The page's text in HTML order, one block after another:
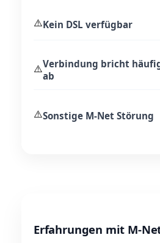
⚠️Kein DSL verfügbar
⚠️Verbindung bricht
ab
⚠️Sonstige M-Net Störung
Erfahrungen mit M-